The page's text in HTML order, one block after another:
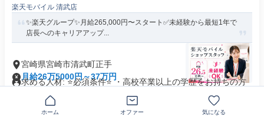
楽天モバイル 清武店
✨楽天グループ✨月給265,000円〜スタート✅未経験から最短1年で
店長へのキャリアアップ...
宮崎県宮崎市清武町正手
月給26万5000円～37万円
求める人材: ⭐必須条件⭐ ・高校卒業以上の学歴をお持ちの方
・1年以上の社会人経験...
即日勤務OK
ホーム オファー 気になる